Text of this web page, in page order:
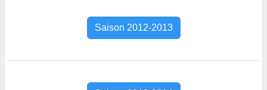
Saison 2012-2013